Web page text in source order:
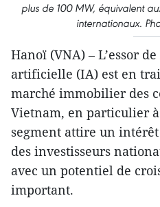
plus de 100 MW, équivalent
internationaux.
Hanoï (VNA) – L’essor
artificielle (IA) est en
marché immobilier des
Vietnam, en particulier
segment attire un
des investisseurs
avec un potentiel de
important.